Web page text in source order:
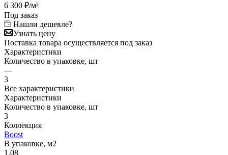
6 300 ₽/м²
Под заказ
Нашли дешевле?
Узнать цену
Поставка товара осуществляется под заказ
Характеристики
Количество в упаковке, шт
—
3
Все характеристики
Характеристики
Количество в упаковке, шт
3
Коллекция
Boost
В упаковке, м2
1.08